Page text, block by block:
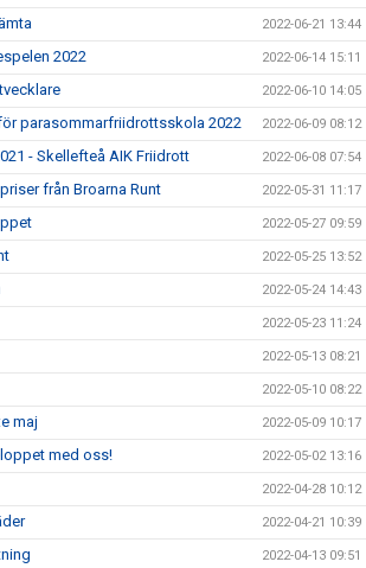
2022-06-21 13:44
2022 2022-06-14 15:11
2022-06-10 14:05
parasommarfriidrottsskola 2022 2022-06-09 08:12
- Skellefteå AIK Friidrott 2022-06-08 07:54
från Broarna Runt 2022-05-31 11:17
2022-05-27 09:59
2022-05-25 13:52
2022-05-24 14:43
2022-05-23 11:24
2022-05-13 08:21
2022-05-10 08:22
maj 2022-05-09 10:17
med oss! 2022-05-02 13:16
2022-04-28 10:12
2022-04-21 10:39
2022-04-13 09:51